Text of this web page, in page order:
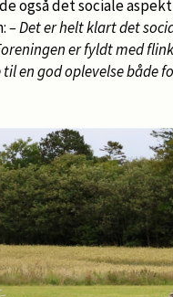
også det sociale
– Det er helt klart det
er fyldt med
en god oplevelse både